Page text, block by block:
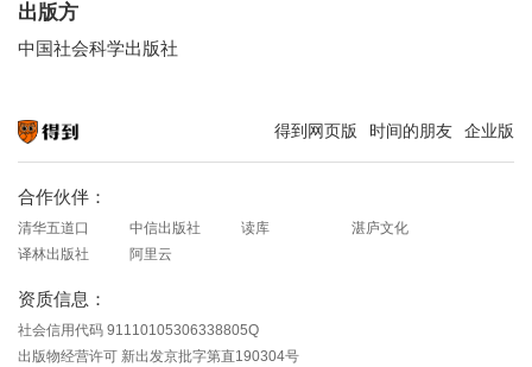
出版方
中国社会科学出版社
得到网页版 时间的朋友 企业版
合作伙伴：
清华五道口 中信出版社 读库
湛庐文化
译林出版社
阿里云
资质信息：
社会信用代码 91110105306338805Q
出版物经营许可 新出发京批字第直190304号